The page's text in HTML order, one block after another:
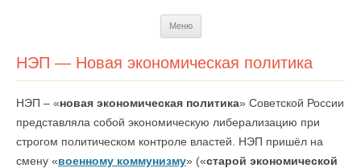
Меню
НЭП — Новая экономическая политика
НЭП – «новая экономическая политика» Советской России
представляла собой экономическую либерализацию при
строгом политическом контроле властей. НЭП пришёл на
смену «военному коммунизму» («старой экономической